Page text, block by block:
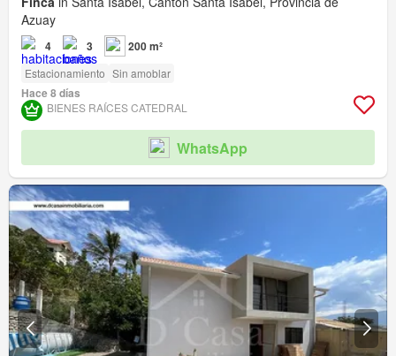
Azuay
4 3 200 m²
Estacionamiento Sin amoblar
Hace 8 días
BIENES RAÍCES CATEDRAL
WhatsApp